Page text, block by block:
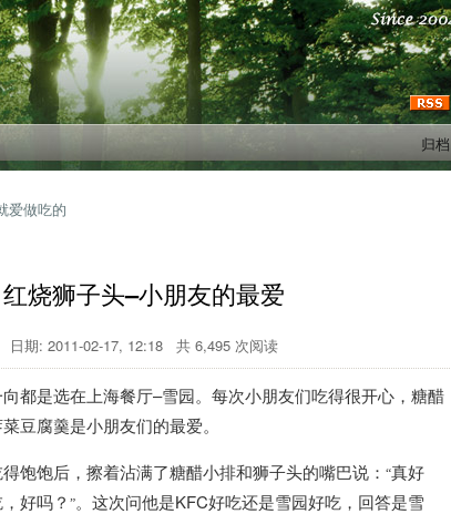
归档
爱做吃的
红烧狮子头–小朋友的最爱
日期: 2011-02-17, 12:18 共 6,495 次阅读
都是选在上海餐厅–雪园。每次小朋友们吃得很开心，糖醋
豆腐羹是小朋友们的最爱。
饱饱后，擦着沾满了糖醋小排和狮子头的嘴巴说： “真好
好吗？ ”。这次问他是KFC好吃还是雪园好吃，回答是雪